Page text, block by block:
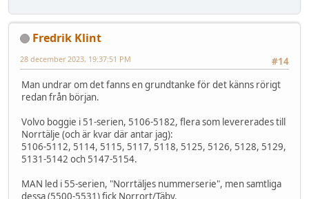
Fredrik Klint
#14
28 december 2023, 19:37:51 PM
Man undrar om det fanns en grundtanke för det känns rörigt
redan från början.
Volvo boggie i 51-serien, 5106-5182, flera som levererades till
Norrtälje (och är kvar där antar jag):
5106-5112, 5114, 5115, 5117, 5118, 5125, 5126, 5128, 5129,
5131-5142 och 5147-5154.
MAN led i 55-serien, "Norrtäljes nummerserie", men samtliga
dessa (5500-5531) fick Norrort/Täby.